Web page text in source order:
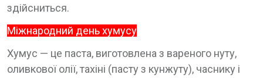
здійсниться.
Міжнародний день хумусу
Хумус — це паста, виготовлена з вареного нуту,
оливкової олії, тахіні (пасту з кунжуту), часнику і